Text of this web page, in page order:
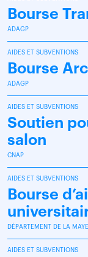
Bourse
ADAGP
AIDES ET SUBVENTIONS
Bourse
ADAGP
AIDES ET SUBVENTIONS
Soutien
salon
CNAP
AIDES ET SUBVENTIONS
Bourse
DÉPARTEMENT DE LA
AIDES ET SUBVENTIONS